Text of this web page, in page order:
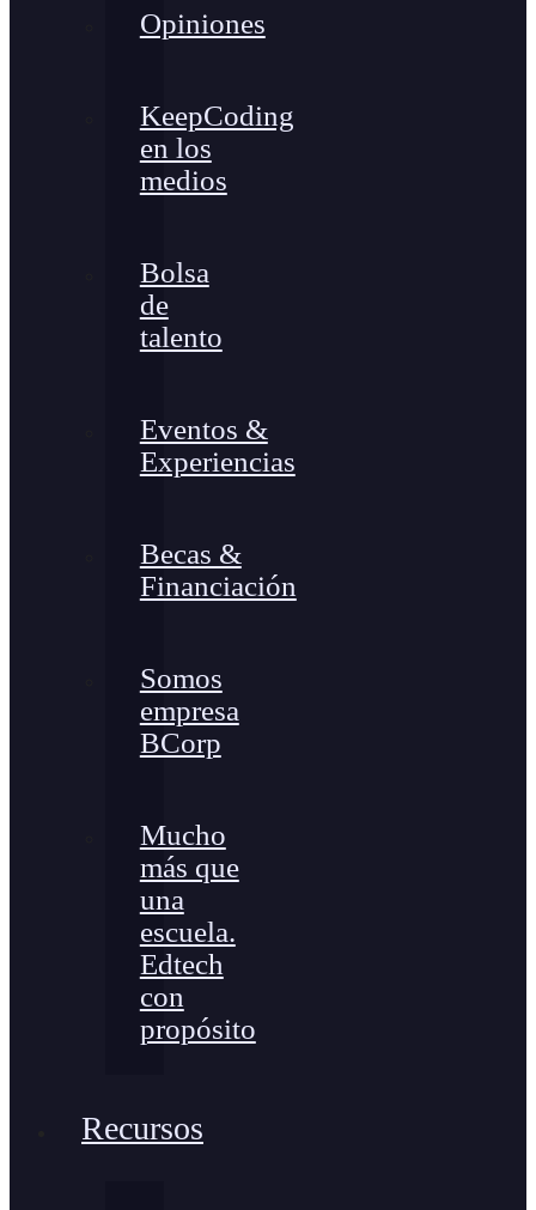
Opiniones
KeepCoding
en los
medios
Bolsa
de
talento
Eventos &
Experiencias
Becas &
Financiación
Somos
empresa
BCorp
Mucho
más que
una
escuela.
Edtech
con
propósito
Recursos